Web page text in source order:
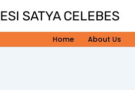
SATYA CELEBES
Home About Us